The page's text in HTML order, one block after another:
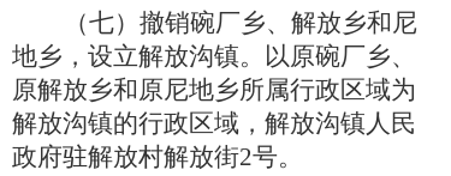
（七） 撤销碗厂乡、解放乡和尼
地乡，设立解放沟镇。以原碗厂乡、
原解放乡和原尼地乡所属行政区域为
解放沟镇的行政区域，解放沟镇人民
政府驻解放村解放街2号。